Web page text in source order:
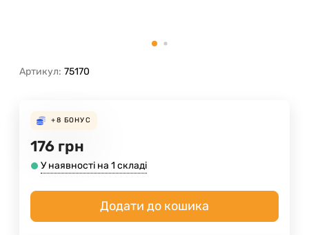
Артикул: 75170
+8 БОНУС
176 грн
У наявності на 1 складі
Додати до кошика